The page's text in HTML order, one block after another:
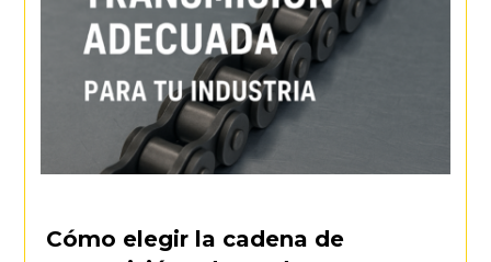
Cómo elegir la cadena de